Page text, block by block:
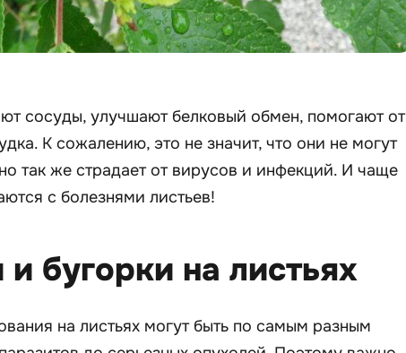
сосуды, улучшают белковый обмен, помогают от
К сожалению, это не значит, что они не могут
так же страдает от вирусов и инфекций. И чаще
с болезнями листьев!
бугорки на листьях
на листьях могут быть по самым разным